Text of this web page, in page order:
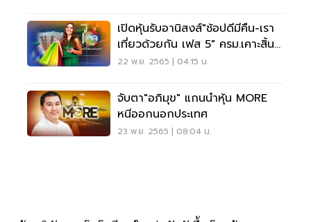
เปิดหุ้นรับอานิสงส์"ช้อปดีมีคืน-เรา
เที่ยวด้วยกัน เฟส 5" ครม.เคาะสิ้น
พ.ย.
22 พ.ย. 2565 | 04:15 น.
จับตา"อภิมุข" แกนนำหุ้น MORE
หนีออกนอกประเทศ
23 พ.ย. 2565 | 08:04 น.